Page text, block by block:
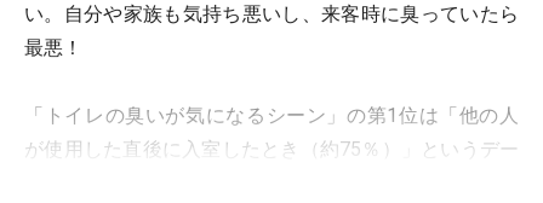
い。自分や家族も気持ち悪いし、来客時に臭っていたら
最悪！
「トイレの臭いが気になるシーン」の第1位は「他の人
が使用した直後に入室したとき（約75％）」というデー